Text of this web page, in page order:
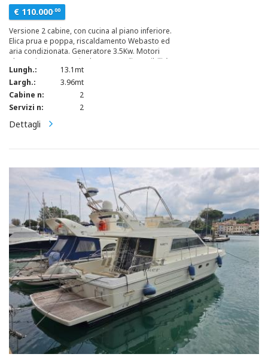
€ 110.000.00
Versione 2 cabine, con cucina al piano inferiore.
Elica prua e poppa, riscaldamento Webasto ed
aria condizionata. Generatore 3.5Kw. Motori
sbarcati 2014 portati ad ore zero, disponibilità
descrizione lavori eseguiti, ad oggi dallo sbarco
circa 140 ore di moto
Lungh.:
13.1mt
Largh.:
3.96mt
Cabine n:
2
Servizi n:
2
Dettagli